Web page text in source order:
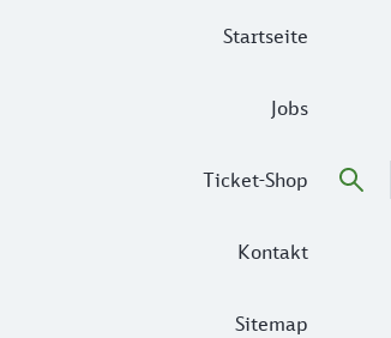
Startseite
Jobs
Ticket-Shop
Kontakt
Sitemap